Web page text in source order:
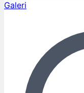
Galeri